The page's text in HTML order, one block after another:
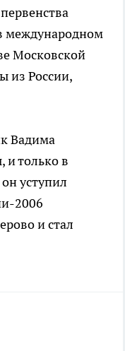
международном
Московской
из России,
Вадима
и только в
уступил
2006
и стал